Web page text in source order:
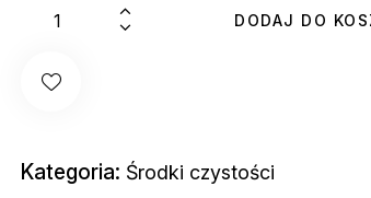
DODAJ DO
Kategoria: Środki czystości